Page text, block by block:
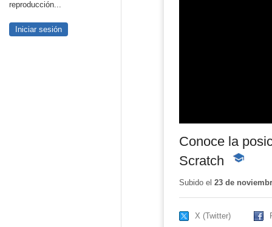
reproducción...
Iniciar sesión
Conoce la
Scratch
-
educativo
Subido el 23 de
X (Twitter)